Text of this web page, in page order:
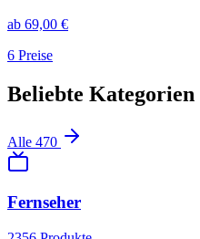
ab 69,00 €
6 Preise
Beliebte Kategorien
Alle 470
Fernseher